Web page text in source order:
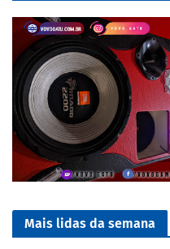
Mais lidas da semana